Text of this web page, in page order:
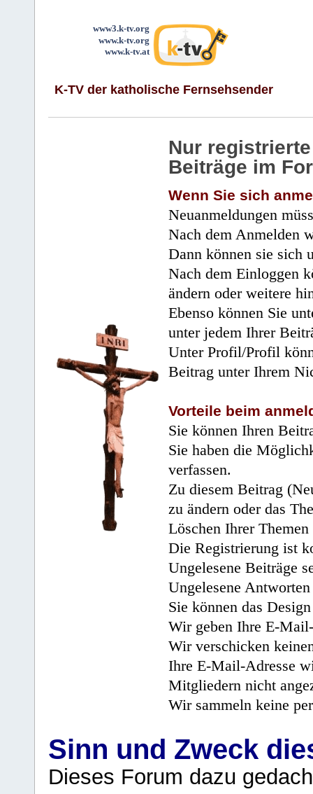
www3.k-tv.org
www.k-tv.org
www.k-tv.at
K-TV der katholische Fernsehsender
Nur
Beiträge im
Wenn Sie sich
Neuanmeldungen
Nach dem Anmelden
Dann können sie sich
Nach dem Einloggen
ändern oder weitere
Ebenso können Sie
unter jedem Ihrer
Unter Profil/Profil
Beitrag unter Ihrem
Vorteile beim
Sie können Ihren
Sie haben die
verfassen.
Zu diesem Beitrag
zu ändern oder das
Löschen Ihrer
Die Registrierung ist
Ungelesene Beiträge
Ungelesene
Sie können das
Wir geben Ihre E-
Wir verschicken
Ihre E-Mail-Adresse
Mitgliedern nicht
Wir sammeln keine
Sinn und Zweck
Dieses Forum dazu